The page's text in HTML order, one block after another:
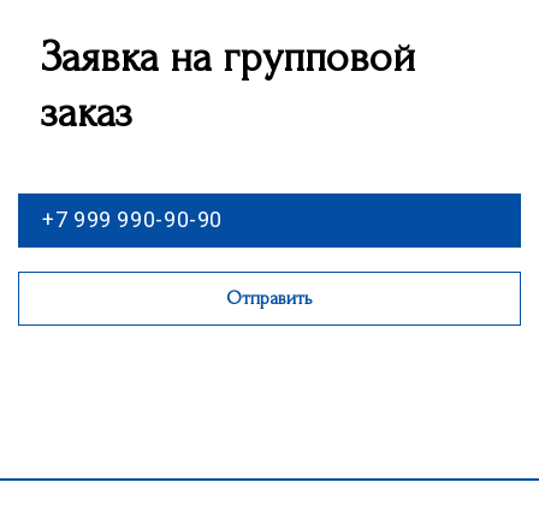
Заявка на групповой
заказ
Отправить